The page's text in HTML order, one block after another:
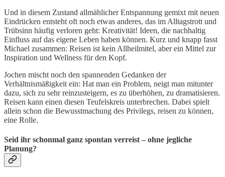
Und in diesem Zustand allmählicher Entspannung gemixt mit neuen
Eindrücken entsteht oft noch etwas anderes, das im Alltagstrott und
Trübsinn häufig verloren geht: Kreativität! Ideen, die nachhaltig
Einfluss auf das eigene Leben haben können. Kurz und knapp fasst
Michael zusammen: Reisen ist kein Allheilmitel, aber ein Mittel zur
Inspiration und Wellness für den Kopf.
Jochen mischt noch den spannenden Gedanken der
Verhältnismäßigkeit ein: Hat man ein Problem, neigt man mitunter
dazu, sich zu sehr reinzusteigern, es zu überhöhen, zu dramatisieren.
Reisen kann einen diesen Teufelskreis unterbrechen. Dabei spielt
allein schon die Bewusstmachung des Privilegs, reisen zu können,
eine Rolle.
Seid ihr schonmal ganz spontan verreist – ohne jegliche
Planung?